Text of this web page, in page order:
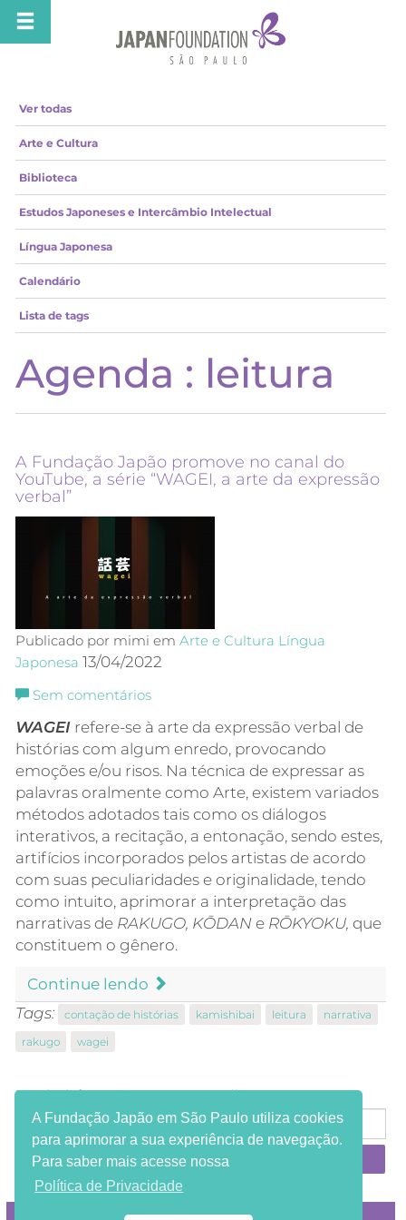
Ver todas
Arte e Cultura
Biblioteca
Estudos Japoneses e Intercâmbio Intelectual
Língua Japonesa
Calendário
Lista de tags
Agenda : leitura
A Fundação Japão promove no canal do
YouTube, a série “WAGEI, a arte da expressão
verbal”
Publicado por mimi em Arte e Cultura Língua
Japonesa 13/04/2022
Sem comentários
WAGEI refere-se à arte da expressão verbal de
histórias com algum enredo, provocando
emoções e/ou risos. Na técnica de expressar as
palavras oralmente como Arte, existem variados
métodos adotados tais como os diálogos
interativos, a recitação, a entonação, sendo estes,
artifícios incorporados pelos artistas de acordo
com suas peculiaridades e originalidade, tendo
como intuito, aprimorar a interpretação das
narrativas de RAKUGO, KŌDAN e RŌKYOKU, que
constituem o gênero.
Continue lendo
Tags:
contação de histórias kamishibai leitura
narrativa
rakugo
wagei
Receba informações em seu e-mail:
A Fundação Japão em São Paulo utiliza cookies
para aprimorar a sua experiência de navegação.
Para saber mais acesse nossa
Política de Privacidade